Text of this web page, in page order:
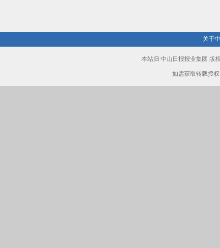
关于
本站归 中山日报报业集团 版
如需获取转载授